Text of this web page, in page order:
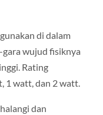
di dalam
wujud fisiknya
Rating
1 watt, dan 2 watt.
dan